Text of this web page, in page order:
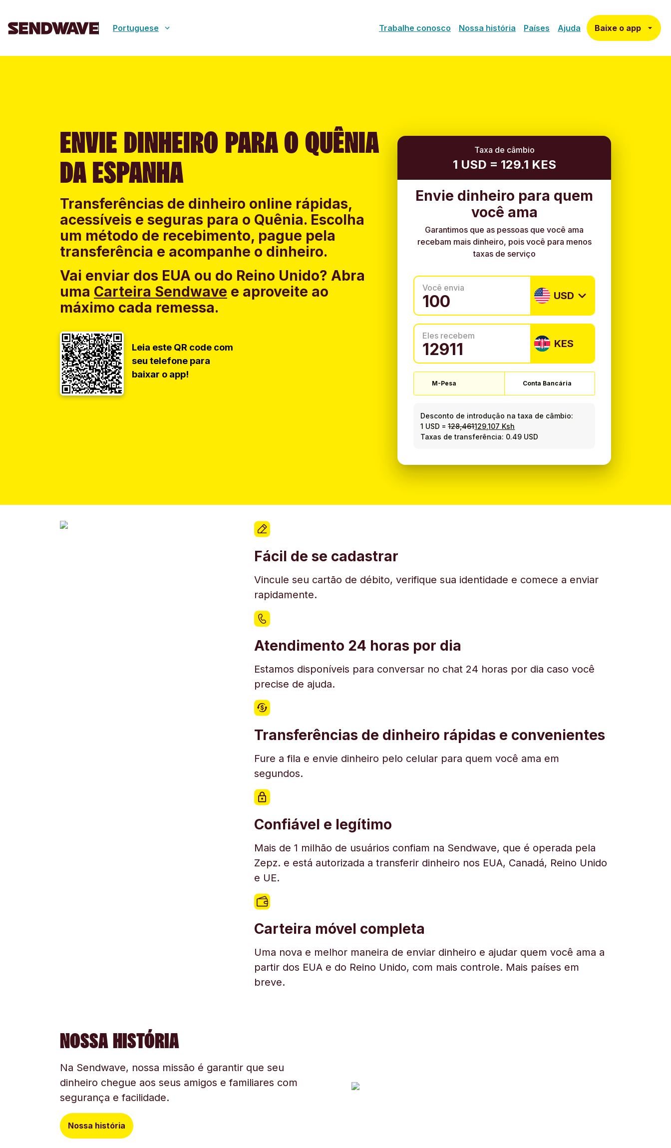
Portuguese Trabalhe conosco Nossa história Países Ajuda Baixe o app
ENVIE DINHEIRO PARA O QUÊNIA
DA ESPANHA
Transferências de dinheiro online rápidas,
acessíveis e seguras para o Quênia. Escolha
um método de recebimento, pague pela
transferência e acompanhe o dinheiro.
Vai enviar dos EUA ou do Reino Unido? Abra
uma Carteira Sendwave e aproveite ao
máximo cada remessa.
Leia este QR code com
seu telefone para
baixar o app!
Taxa de câmbio
1 USD = 129.1 KES
Envie dinheiro para quem
você ama
Garantimos que as pessoas que você ama
recebam mais dinheiro, pois você para menos
taxas de serviço
Você envia
USD
Eles recebem
KES
M-Pesa Conta Bancária
Desconto de introdução na taxa de câmbio:
1 USD =128,461129,107 Ksh
Taxas de transferência: 0.49 USD
Fácil de se cadastrar
Vincule seu cartão de débito, verifique sua identidade e comece a enviar
rapidamente.
Atendimento 24 horas por dia
Estamos disponíveis para conversar no chat 24 horas por dia caso você
precise de ajuda.
Transferências de dinheiro rápidas e convenientes
Fure a fila e envie dinheiro pelo celular para quem você ama em
segundos.
Confiável e legítimo
Mais de 1 milhão de usuários confiam na Sendwave, que é operada pela
Zepz. e está autorizada a transferir dinheiro nos EUA, Canadá, Reino Unido
e UE.
Carteira móvel completa
Uma nova e melhor maneira de enviar dinheiro e ajudar quem você ama a
partir dos EUA e do Reino Unido, com mais controle. Mais países em
breve.
NOSSA HISTÓRIA
Na Sendwave, nossa missão é garantir que seu
dinheiro chegue aos seus amigos e familiares com
segurança e facilidade.
Nossa história